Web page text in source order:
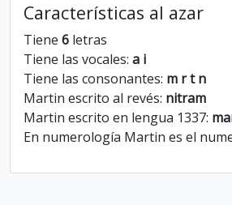
Características al azar
Tiene 6 letras
Tiene las vocales: a i
Tiene las consonantes: m r t n
Martin escrito al revés: nitram
Martin escrito en lengua 1337:
En numerología Martin es el